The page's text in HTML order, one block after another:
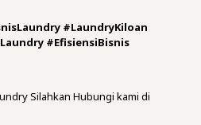
#LaundryKiloan
#EfisiensiBisnis
Silahkan Hubungi kami di